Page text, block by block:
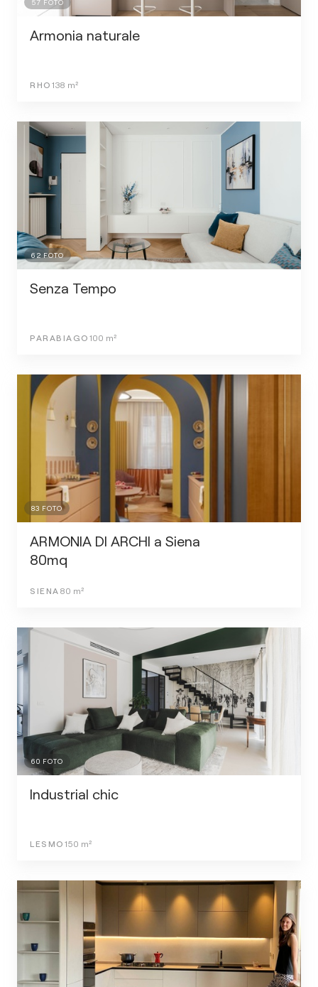
57 FOTO
Armonia naturale
RHO 138 m²
62 FOTO
Senza Tempo
PARABIAGO 100 m²
83 FOTO
ARMONIA DI ARCHI a Siena
80mq
SIENA 80 m²
60 FOTO
Industrial chic
LESMO 150 m²